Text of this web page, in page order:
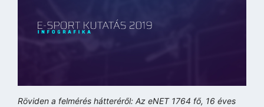
Röviden a felmérés hátteréről: Az eNET 1764 fő, 16 éves